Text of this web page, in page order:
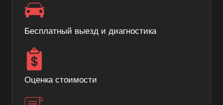
Бесплатный выезд и диагностика
Оценка стоимости